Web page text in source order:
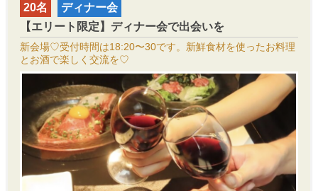
20名
ディナー会
【エリート限定】ディナー会で出会いを
新会場♡受付時間は18:20〜30です。新鮮食材を使ったお料理
とお酒で楽しく交流を♡